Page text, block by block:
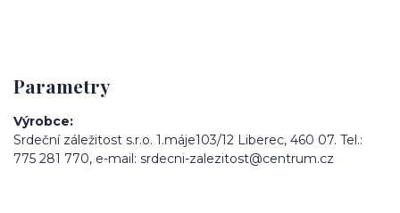
Parametry
Výrobce
Srdeční záležitost s.r.o. 1.máje103/12 Liberec, 460 07. Tel.:
775 281 770, e-mail: srdecni-zalezitost@centrum.cz